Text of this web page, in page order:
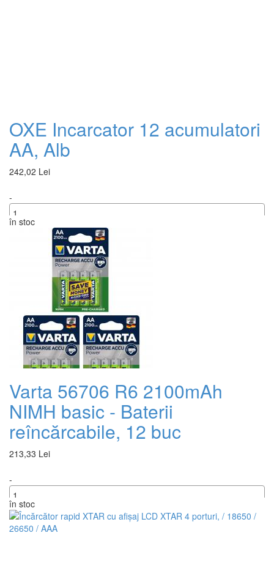
OXE Incarcator 12 acumulatori
AA, Alb
242,02 Lei
-
în stoc
Varta 56706 R6 2100mAh
NIMH basic - Baterii
reîncărcabile, 12 buc
213,33 Lei
-
+
în stoc